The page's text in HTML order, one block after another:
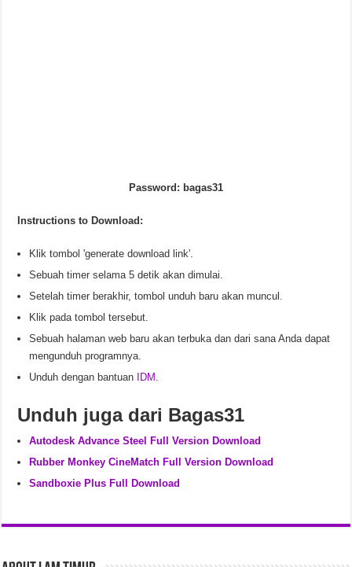
Password: bagas31
Instructions to Download:
Klik tombol 'generate download link'.
Sebuah timer selama 5 detik akan dimulai.
Setelah timer berakhir, tombol unduh baru akan muncul.
Klik pada tombol tersebut.
Sebuah halaman web baru akan terbuka dan dari sana Anda dapat
mengunduh programnya.
Unduh dengan bantuan
IDM .
Unduh juga dari Bagas31
Autodesk Advance Steel Full Version Download
Rubber Monkey CineMatch Full Version Download
Sandboxie Plus Full Download